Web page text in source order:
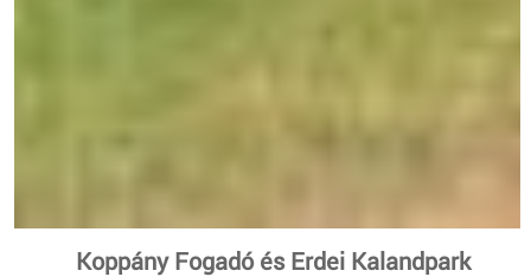
Koppány Fogadó és Erdei Kalandpark